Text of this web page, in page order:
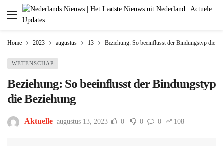
Home 2023 augustus 13 Beziehung: So beeinflusst der Bindungstyp die
WETENSCHAP
Beziehung: So beeinflusst der Bindungstyp
die Beziehung
Aktuelle augustus 13, 2023 0 0 0 108